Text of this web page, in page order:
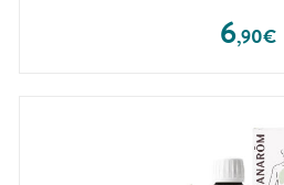
6,90€